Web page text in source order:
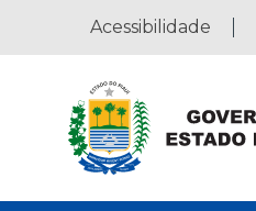
Acessibilidade